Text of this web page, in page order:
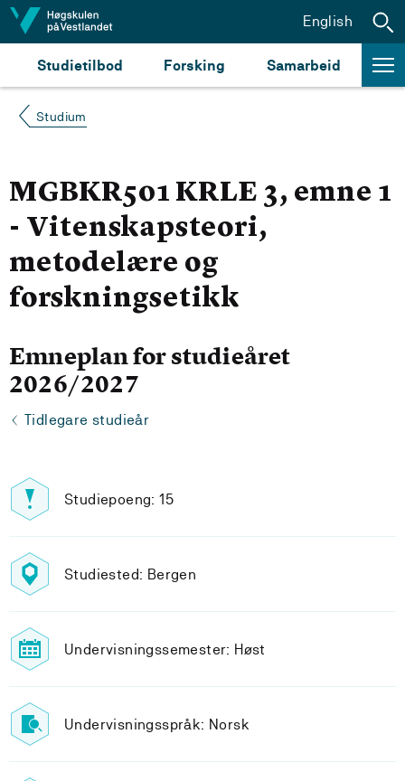
Hopp til innhald
Studietilbod Forsking Samarbeid
English
Studium
MGBKR501 KRLE 3, emne 1
- Vitenskapsteori,
metodelære og
forskningsetikk
Emneplan for studieåret
2026/2027
Tidlegare studieår
Studiepoeng: 15
Studiested: Bergen
Undervisningssemester: Høst
Undervisningsspråk: Norsk